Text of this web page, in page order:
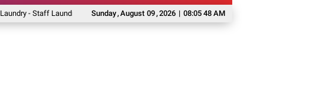
Sunday,August 09,2026 | 08:05 49 AM
Staff Laundry Loker Jogja 2026 - LEVEL Social Club - Operational Manager, Cook,